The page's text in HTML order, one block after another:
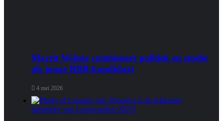
Marrit Wijnia combineert politiek en studie
als jonge BBB‑kandidaat
4 mei 2026